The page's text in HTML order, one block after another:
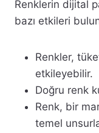
Renklerin dijital
bazı etkileri
Renkler,
etkileyebilir.
Doğru renk
Renk, bir
temel